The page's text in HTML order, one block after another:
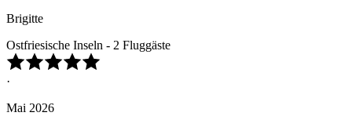
Brigitte
Ostfriesische Inseln - 2 Fluggäste
·
Mai 2026